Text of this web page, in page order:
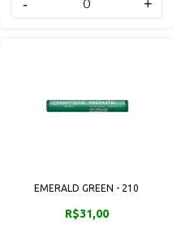
- +
EMERALD GREEN - 210
R$31,00